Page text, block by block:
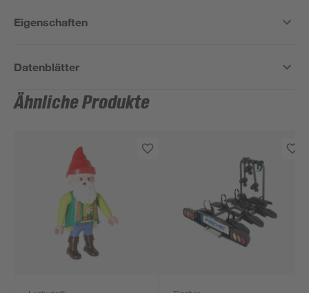
Eigenschaften
Datenblätter
Ähnliche Produkte